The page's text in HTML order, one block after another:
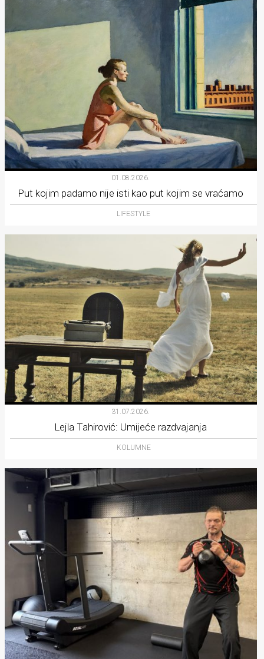
01.08.2026.
Put kojim padamo nije isti kao put kojim se vraćamo
LIFESTYLE
31.07.2026.
Lejla Tahirović: Umijeće razdvajanja
KOLUMNE